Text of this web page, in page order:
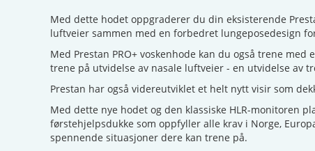
Med dette hodet oppgraderer du din eksisterende
luftveier sammen med en forbedret lungeposedesign
Med Prestan PRO+ voskenhode kan du også trene
trene på utvidelse av nasale luftveier - en utvidelse av
Prestan har også videreutviklet et helt nytt visir som
Med dette nye hodet og den klassiske HLR-monitoren
førstehjelpsdukke som oppfyller alle krav i Norge,
spennende situasjoner dere kan trene på.